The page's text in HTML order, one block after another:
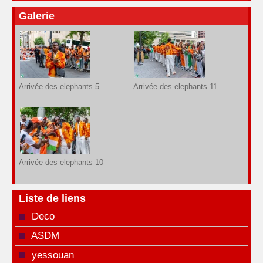
Galerie
Arrivée des elephants 5 Arrivée des elephants 11
Arrivée des elephants 10
Liste de liens
Deco
ASDM
yessouan